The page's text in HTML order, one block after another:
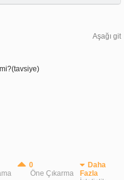
Aşağı git
0
Öne Çıkarma
Daha
Fazla